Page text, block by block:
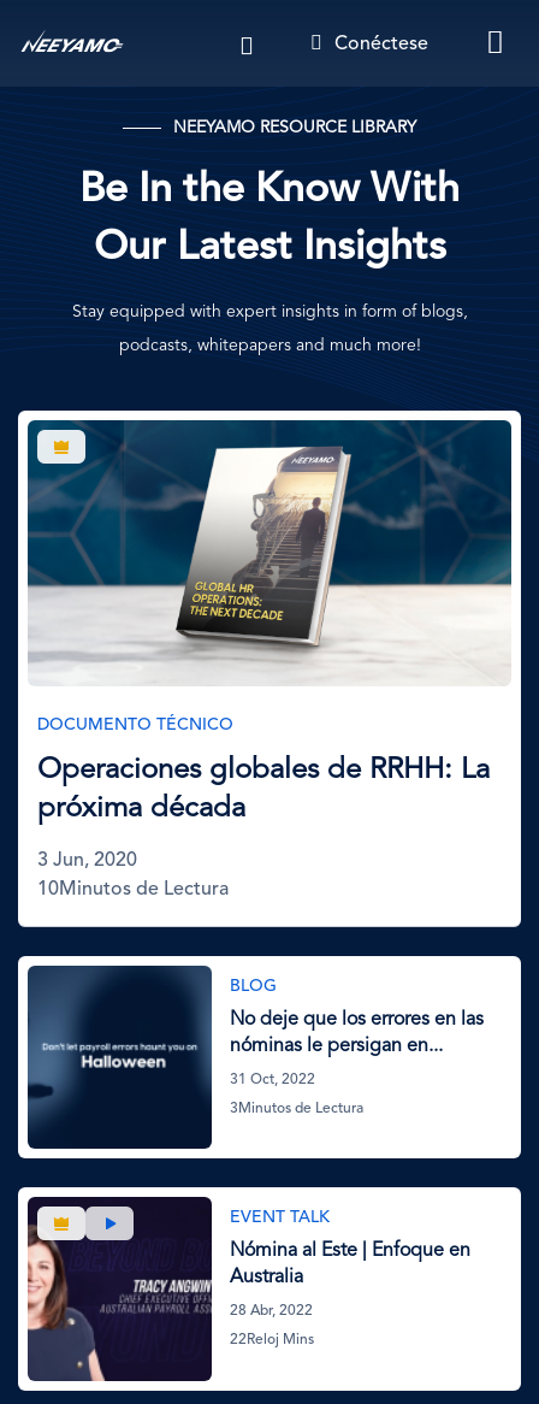
Conéctese
NEEYAMO RESOURCE LIBRARY
Be In the Know With
Our Latest Insights
Stay equipped with expert insights in form of blogs,
podcasts, whitepapers and much more!
Imagen
DOCUMENTO TÉCNICO
Operaciones globales de RRHH: La
próxima década
3 Jun, 2020
10Minutos de Lectura
BLOG
No deje que los errores en las
nóminas le persigan en...
31 Oct, 2022
3Minutos de Lectura
Imagen EVENT TALK
Nómina al Este | Enfoque en
Australia
28 Abr, 2022
22Reloj Mins